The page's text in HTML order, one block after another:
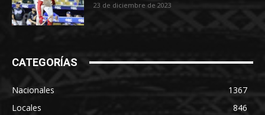
23 de diciembre de 2023
CATEGORÍAS
Nacionales
1367
Locales
846